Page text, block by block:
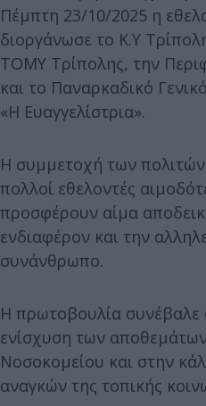
Πέμπτη 23/10/2025 η
διοργάνωσε το Κ.Υ
ΤΟΜΥ Τρίπολης, την
και το Παναρκαδικό
«Η Ευαγγελίστρια».
Η συμμετοχή των
πολλοί εθελοντές
προσφέρουν αίμα
ενδιαφέρον και την
συνάνθρωπο.
Η πρωτοβουλία συνέβαλε
ενίσχυση των
Νοσοκομείου και στην
αναγκών της τοπικής